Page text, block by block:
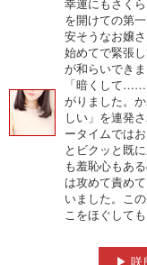
を開けての第
安そうなお嬢
始めてで緊張
が和らいでき
「暗くして
がりました。
しい」を連発
ータイムでは
とビクッと既
も羞恥心もあ
は攻めて責め
いました。こ
こをほぐして
▶ 咲